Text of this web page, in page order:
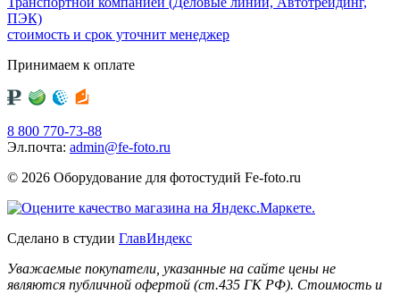
ПЭК)
стоимость и срок уточнит менеджер
Принимаем к оплате
8 800 770-73-88
Эл.почта: admin@fe-foto.ru
© 2026 Оборудование для фотостудий Fe-foto.ru
Сделано в студии ГлавИндекс
Уважаемые покупатели, указанные на сайте цены не
являются публичной офертой (ст.435 ГК РФ). Стоимость и